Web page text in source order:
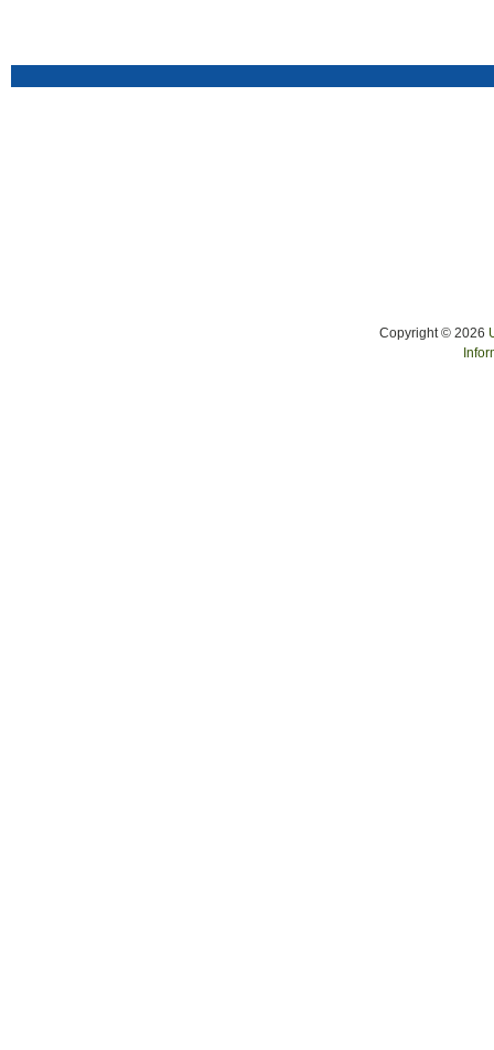
Copyright © 2026